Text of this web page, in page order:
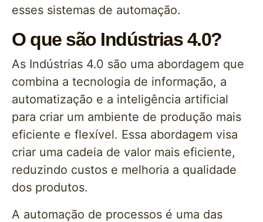
esses sistemas de automação.
O que são Indústrias 4.0?
As Indústrias 4.0 são uma abordagem que
combina a tecnologia de informação, a
automatização e a inteligência artificial
para criar um ambiente de produção mais
eficiente e flexível. Essa abordagem visa
criar uma cadeia de valor mais eficiente,
reduzindo custos e melhoria a qualidade
dos produtos.
A automação de processos é uma das